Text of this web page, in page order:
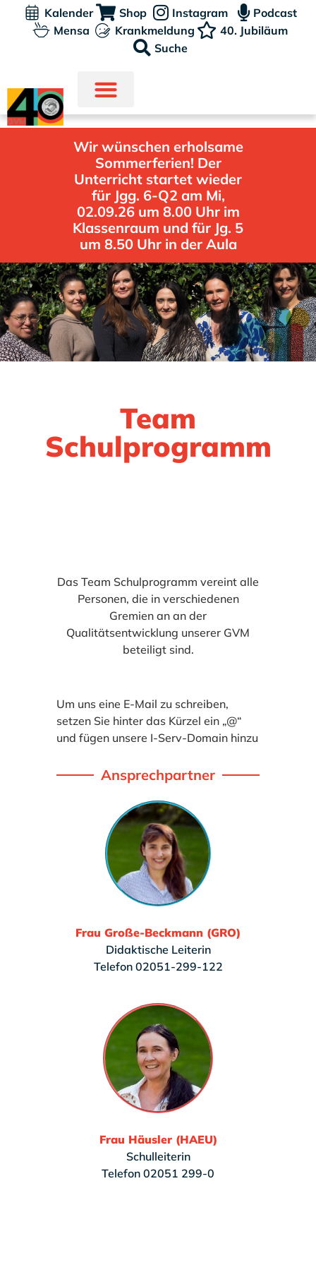
Kalender Shop Instagram
Podcast
Mensa
Krankmeldung
40. Jubiläum
Suche
Wir wünschen erholsame
Sommerferien! Der
Unterricht startet wieder
für Jgg. 6-Q2 am Mi,
02.09.26 um 8.00 Uhr im
Klassenraum und für Jg. 5
um 8.50 Uhr in der Aula
Team
Schulprogramm
Das Team Schulprogramm vereint alle
Personen, die in verschiedenen
Gremien an an der
Qualitätsentwicklung unserer GVM
beteiligt sind.
Um uns eine E-Mail zu schreiben,
setzen Sie hinter das Kürzel ein „@“
und fügen unsere I-Serv-Domain hinzu
Ansprechpartner
Frau Große-Beckmann (GRO)
Didaktische Leiterin
Telefon 02051-299-122
Frau Häusler (HAEU)
Schulleiterin
Telefon 02051 299-0